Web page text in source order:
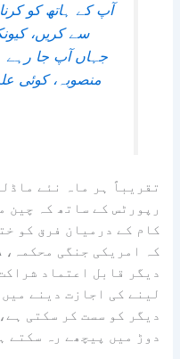
آپ کے ہاتھ کو
سے کریں،
جہاں آپ جا رہے
منصوبہ، کوئی
تقریباً ہر ماہ نئے
رپورٹس کے ساتھ کہ چین
کام کے درمیان فرق کو
دیگر قابل اعتماد
دیگر کو سست کر سکتی
دوڑ میں پیچھے رہ سکتے